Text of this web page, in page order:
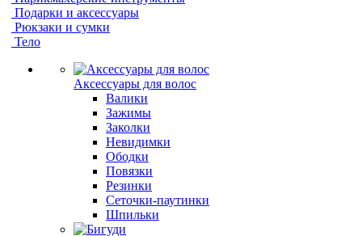
Подарки и аксессуары
Рюкзаки и сумки
Тело
Аксессуары для волос
Валики
Зажимы
Заколки
Невидимки
Ободки
Повязки
Резинки
Сеточки-паутинки
Шпильки